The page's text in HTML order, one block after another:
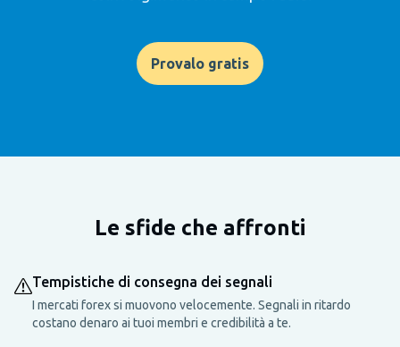
Provalo gratis
Le sfide che affronti
Tempistiche di consegna dei segnali
I mercati forex si muovono velocemente. Segnali in ritardo
costano denaro ai tuoi membri e credibilità a te.